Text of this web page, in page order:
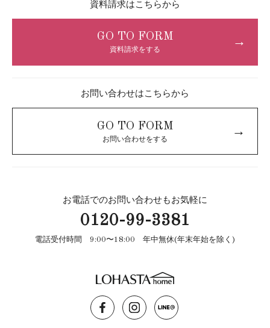
資料請求はこちらから
GO TO FORM
資料請求をする
→
お問い合わせはこちらから
GO TO FORM
お問い合わせをする
→
お電話でのお問い合わせもお気軽に
0120-99-3381
電話受付時間 9:00〜18:00 年中無休(年末年始を除く)